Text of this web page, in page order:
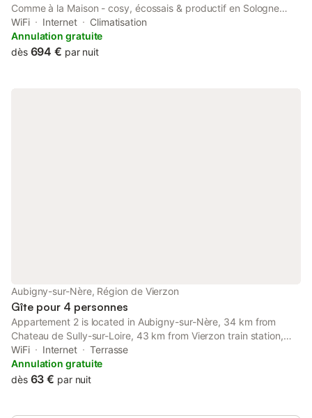
Comme à la Maison - cosy, écossais & productif en Sologne
features accommodation with a garden and free WiFi. This villa
offers air-conditioned accommodation with a patio.
WiFi Internet
Climatisation
Annulation gratuite
dès 694 € par nuit
Aubigny-sur-Nère, Région de Vierzon
Gîte pour 4 personnes
Appartement 2 is located in Aubigny-sur-Nère, 34 km from
Chateau de Sully-sur-Loire, 43 km from Vierzon train station,
and 46 km from Bourges Station.
WiFi Internet
Terrasse
Annulation gratuite
dès 63 € par nuit